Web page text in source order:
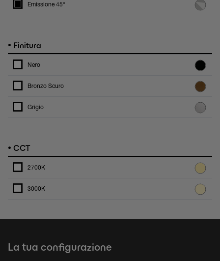
Emissione 45°
• Finitura
Nero
Bronzo Scuro
Grigio
• CCT
2700K
3000K
La tua configurazione